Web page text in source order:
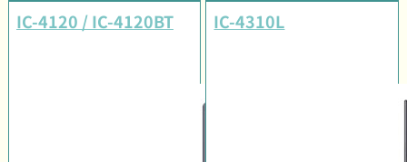
IC-4120 / IC-4120BT IC-4310L